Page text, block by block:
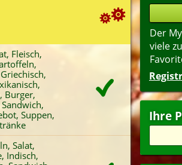
Der
viele
Ihre
Suchoptionen
Mindestbestellwert
Liefergebühr
Name
Alter
Indisch
Mexikanisch
Schwäbisch
Sandwich
Schnitzel
Fleisch,
Burger,
Suppen,
Salat,
Indisch,